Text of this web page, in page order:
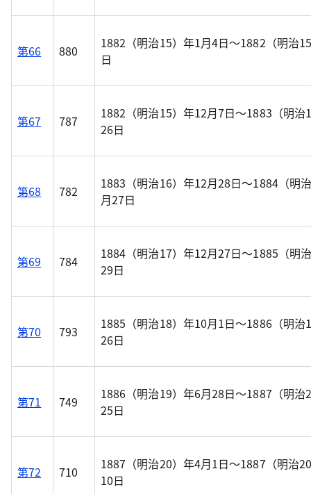
第66 880
1882（明治15）年1月4日～1882（明治
日
第67 787
1882（明治15）年12月7日～1883（明治
26日
第68 782
1883（明治16）年12月28日～1884（明
月27日
第69 784
1884（明治17）年12月27日～1885（明
29日
第70 793
1885（明治18）年10月1日～1886（明治
26日
第71 749
1886（明治19）年6月28日～1887（明治
25日
第72 710
1887（明治20）年4月1日～1887（明治
10日